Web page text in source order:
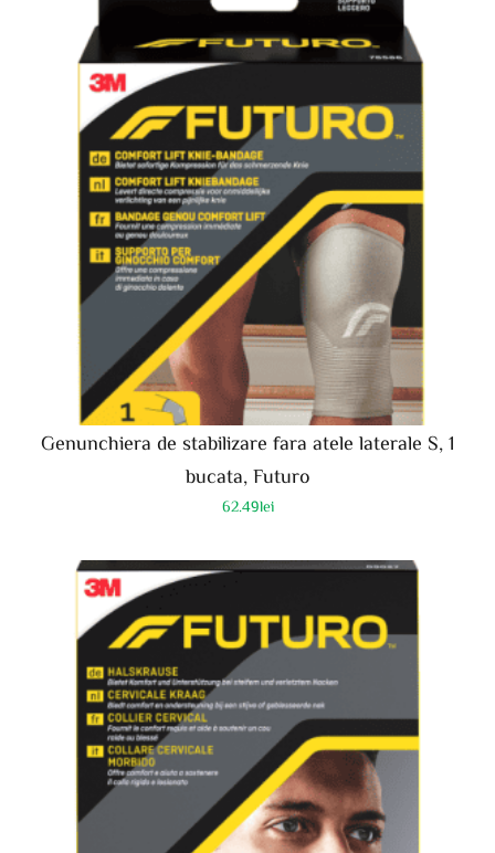
Genunchiera de stabilizare fara atele laterale S, 1
bucata, Futuro
62.49lei